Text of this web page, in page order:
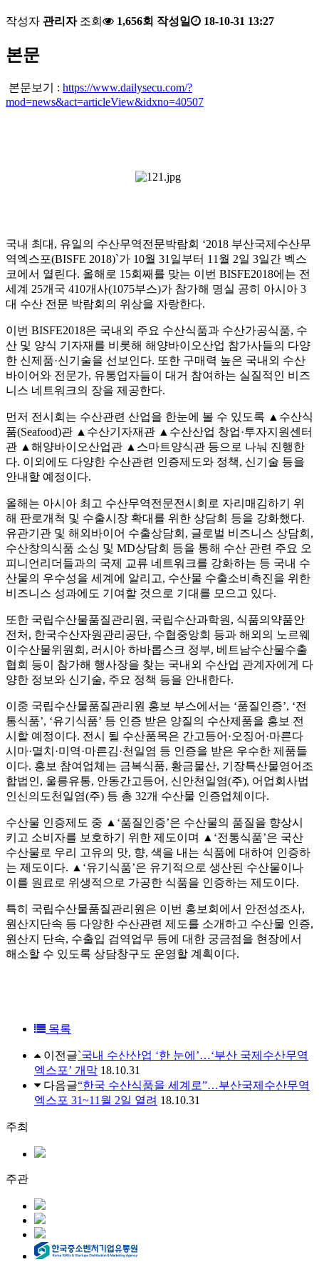
작성자 관리자 조회 1,656회 작성일 18-10-31 13:27
본문
본문보기 : https://www.dailysecu.com/?
mod=news&act=articleView&idxno=40507
국내 최대, 유일의 수산무역전문박람회 ‘2018 부산국제수산무
역엑스포(BISFE 2018)`가 10월 31일부터 11월 2일 3일간 벡스
코에서 열린다. 올해로 15회째를 맞는 이번 BISFE2018에는 전
세계 25개국 410개사(1075부스)가 참가해 명실 공히 아시아 3
대 수산 전문 박람회의 위상을 자랑한다.
이번 BISFE2018은 국내외 주요 수산식품과 수산가공식품, 수
산 및 양식 기자재를 비롯해 해양바이오산업 참가사들의 다양
한 신제품·신기술을 선보인다. 또한 구매력 높은 국내외 수산
바이어와 전문가, 유통업자들이 대거 참여하는 실질적인 비즈
니스 네트워크의 장을 제공한다.
먼저 전시회는 수산관련 산업을 한눈에 볼 수 있도록 ▲수산식
품(Seafood)관 ▲수산기자재관 ▲수산산업 창업·투자지원센터
관 ▲해양바이오산업관 ▲스마트양식관 등으로 나눠 진행한
다. 이외에도 다양한 수산관련 인증제도와 정책, 신기술 등을
안내할 예정이다.
올해는 아시아 최고 수산무역전문전시회로 자리매김하기 위
해 판로개척 및 수출시장 확대를 위한 상담회 등을 강화했다.
유관기관 및 해외바이어 수출상담회, 글로벌 비즈니스 상담회,
수산창의식품 소싱 및 MD상담회 등을 통해 수산 관련 주요 오
피니언리더들과의 국제 교류 네트워크를 강화하는 등 국내 수
산물의 우수성을 세계에 알리고, 수산물 수출소비촉진을 위한
비즈니스 성과에도 기여할 것으로 기대를 모으고 있다.
또한 국립수산물품질관리원, 국립수산과학원, 식품의약품안
전처, 한국수산자원관리공단, 수협중앙회 등과 해외의 노르웨
이수산물위원회, 러시아 하바롭스크 정부, 베트남수산물수출
협회 등이 참가해 행사장을 찾는 국내외 수산업 관계자에게 다
양한 정보와 신기술, 주요 정책 등을 안내한다.
이중 국립수산물품질관리원 홍보 부스에서는 ‘품질인증’, ‘전
통식품’, ‘유기식품’ 등 인증 받은 양질의 수산제품을 홍보 전
시할 예정이다. 전시 될 수산품목은 간고등어·오징어·마른다
시마·멸치·미역·마른김·천일염 등 인증을 받은 우수한 제품들
이다. 홍보 참여업체는 금복식품, 황금물산, 기장특산물영어조
합법인, 울릉유통, 안동간고등어, 신안천일염(주), 어업회사법
인신의도천일염(주) 등 총 32개 수산물 인증업체이다.
수산물 인증제도 중 ▲‘품질인증’은 수산물의 품질을 향상시
키고 소비자를 보호하기 위한 제도이며 ▲‘전통식품’은 국산
수산물로 우리 고유의 맛, 향, 색을 내는 식품에 대하여 인증하
는 제도이다. ▲‘유기식품’은 유기적으로 생산된 수산물이나
이를 원료로 위생적으로 가공한 식품을 인증하는 제도이다.
특히 국립수산물품질관리원은 이번 홍보회에서 안전성조사,
원산지단속 등 다양한 수산관련 제도를 소개하고 수산물 인증,
원산지 단속, 수출입 검역업무 등에 대한 궁금점을 현장에서
해소할 수 있도록 상담창구도 운영할 계획이다.
목록
이전글`국내 수산산업 ‘한 눈에’…‘부산 국제수산무역
엑스포’ 개막 18.10.31
다음글“한국 수산식품을 세계로”…부산국제수산무역
엑스포 31~11월 2일 열려 18.10.31
주최
주관